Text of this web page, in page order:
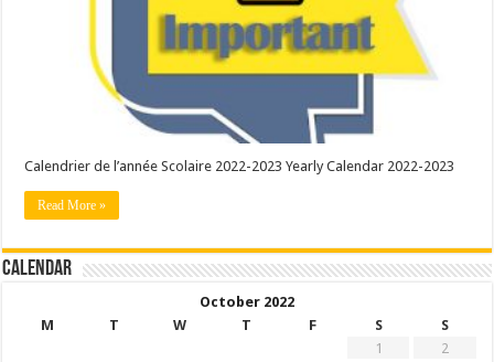
Calendrier de l’année Scolaire 2022-2023 Yearly Calendar 2022-2023
Read More »
Calendar
October 2022
M
T W T F S
S
1
2